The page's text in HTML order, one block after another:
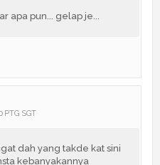
apa pun... gelap je...
PTG SGT
dah yang takde kat sini
kebanyakannya